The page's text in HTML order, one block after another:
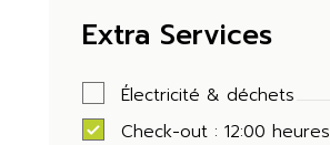
Extra Services
Électricité & déchets
Check-out : 12:00 heures